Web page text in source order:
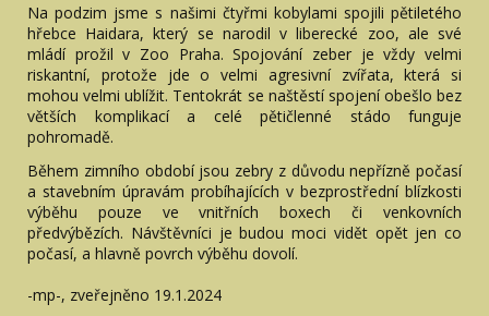
Na podzim jsme s našimi čtyřmi kobylami spojili pětiletého
hřebce Haidara, který se narodil v liberecké zoo, ale své
mládí prožil v Zoo Praha. Spojování zeber je vždy velmi
riskantní, protože jde o velmi agresivní zvířata, která si
mohou velmi ublížit. Tentokrát se naštěstí spojení obešlo bez
větších komplikací a celé pětičlenné stádo funguje
pohromadě.
Během zimního období jsou zebry z důvodu nepřízně počasí
a stavebním úpravám probíhajících v bezprostřední blízkosti
výběhu pouze ve vnitřních boxech či venkovních
předvýbězích. Návštěvníci je budou moci vidět opět jen co
počasí, a hlavně povrch výběhu dovolí.
-mp-, zveřejněno 19.1.2024